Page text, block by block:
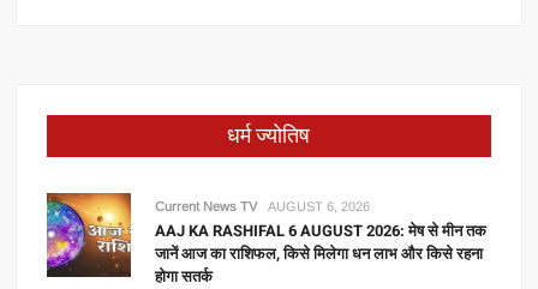
धर्म ज्योतिष
Current News TV AUGUST 6, 2026
AAJ KA RASHIFAL 6 AUGUST 2026: मेष से मीन तक
जानें आज का राशिफल, किसे मिलेगा धन लाभ और किसे रहना
होगा सतर्क